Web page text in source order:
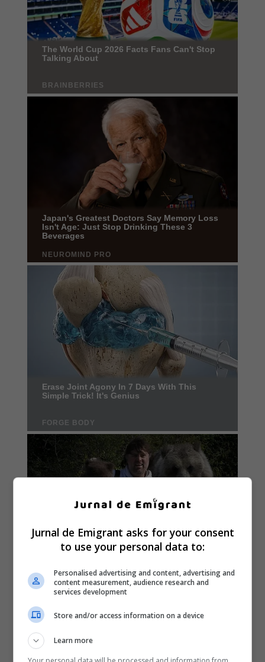
Jurnal de Emigrant asks for your consent
to use your personal data to:
Personalised advertising and content, advertising and
content measurement, audience research and
services development
Store and/or access information on a device
Learn more